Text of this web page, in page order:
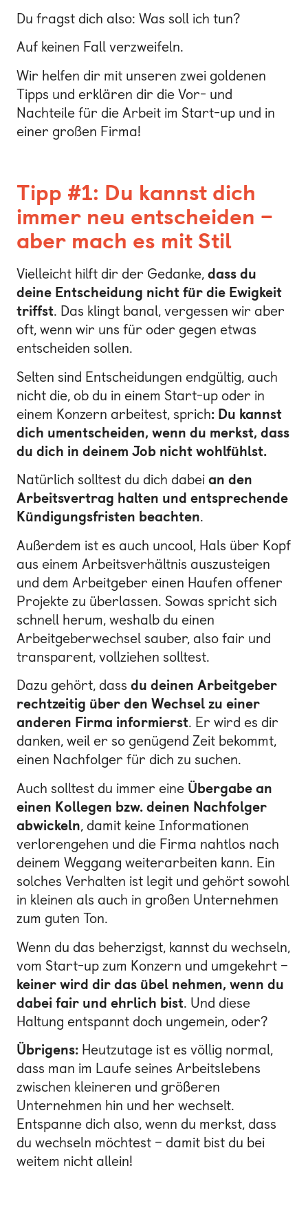
Du fragst dich also: Was soll ich tun?
Auf keinen Fall verzweifeln.
Wir helfen dir mit unseren zwei goldenen
Tipps und erklären dir die Vor- und
Nachteile für die Arbeit im Start-up und in
einer großen Firma!
Tipp #1: Du kannst dich
immer neu entscheiden –
aber mach es mit Stil
Vielleicht hilft dir der Gedanke, dass du
deine Entscheidung nicht für die Ewigkeit
triffst. Das klingt banal, vergessen wir aber
oft, wenn wir uns für oder gegen etwas
entscheiden sollen.
Selten sind Entscheidungen endgültig, auch
nicht die, ob du in einem Start-up oder in
einem Konzern arbeitest, sprich: Du kannst
dich umentscheiden, wenn du merkst, dass
du dich in deinem Job nicht wohlfühlst.
Natürlich solltest du dich dabei an den
Arbeitsvertrag halten und entsprechende
Kündigungsfristen beachten.
Außerdem ist es auch uncool, Hals über Kopf
aus einem Arbeitsverhältnis auszusteigen
und dem Arbeitgeber einen Haufen offener
Projekte zu überlassen. Sowas spricht sich
schnell herum, weshalb du einen
Arbeitgeberwechsel sauber, also fair und
transparent, vollziehen solltest.
Dazu gehört, dass du deinen Arbeitgeber
rechtzeitig über den Wechsel zu einer
anderen Firma informierst. Er wird es dir
danken, weil er so genügend Zeit bekommt,
einen Nachfolger für dich zu suchen.
Auch solltest du immer eine Übergabe an
einen Kollegen bzw. deinen Nachfolger
abwickeln, damit keine Informationen
verlorengehen und die Firma nahtlos nach
deinem Weggang weiterarbeiten kann. Ein
solches Verhalten ist legit und gehört sowohl
in kleinen als auch in großen Unternehmen
zum guten Ton.
Wenn du das beherzigst, kannst du wechseln,
vom Start-up zum Konzern und umgekehrt –
keiner wird dir das übel nehmen, wenn du
dabei fair und ehrlich bist. Und diese
Haltung entspannt doch ungemein, oder?
Übrigens: Heutzutage ist es völlig normal,
dass man im Laufe seines Arbeitslebens
zwischen kleineren und größeren
Unternehmen hin und her wechselt.
Entspanne dich also, wenn du merkst, dass
du wechseln möchtest – damit bist du bei
weitem nicht allein!